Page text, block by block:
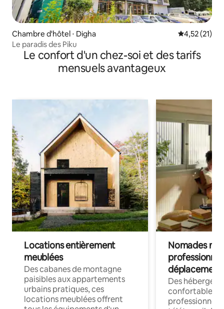
Chambre d'hôtel ⋅ Digha Évaluation
4,52 (21)
Le paradis des Piku
Le confort d'un chez-soi et des tarifs
mensuels avantageux
Locations entièrement
meublées
Des cabanes de montagne
paisibles aux appartements
urbains pratiques, ces
locations meublées offrent
Nomades
déplacement
Des
confortables
professionnels